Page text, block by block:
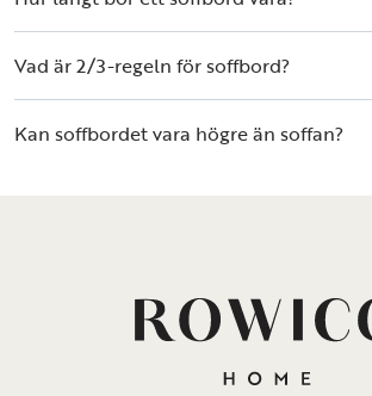
Vad är 2/3-regeln för soffbord?
Kan soffbordet vara högre än soffan?